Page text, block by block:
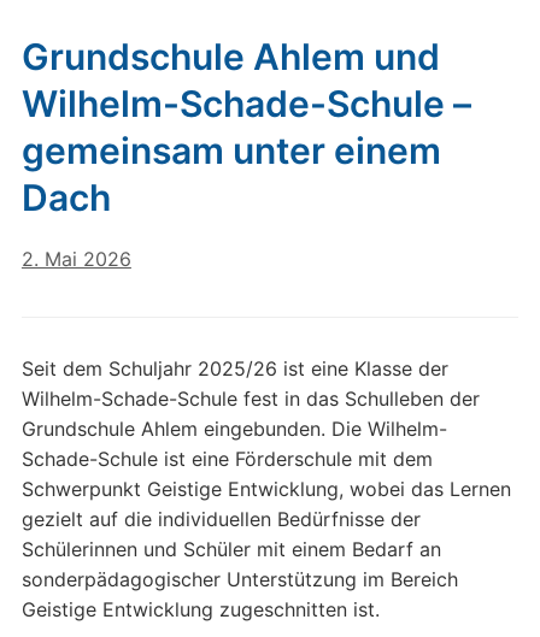
Grundschule Ahlem und
Wilhelm-Schade-Schule –
gemeinsam unter einem
Dach
2. Mai 2026
Seit dem Schuljahr 2025/26 ist eine Klasse der
Wilhelm-Schade-Schule fest in das Schulleben der
Grundschule Ahlem eingebunden. Die Wilhelm-
Schade-Schule ist eine Förderschule mit dem
Schwerpunkt Geistige Entwicklung, wobei das Lernen
gezielt auf die individuellen Bedürfnisse der
Schülerinnen und Schüler mit einem Bedarf an
sonderpädagogischer Unterstützung im Bereich
Geistige Entwicklung zugeschnitten ist.